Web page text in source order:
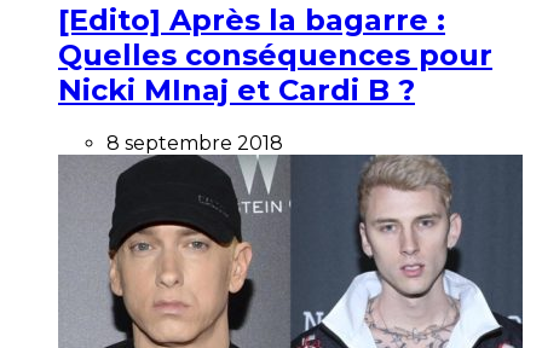
[Edito] Après la bagarre :
Quelles conséquences pour
Nicki MInaj et Cardi B ?
8 septembre 2018